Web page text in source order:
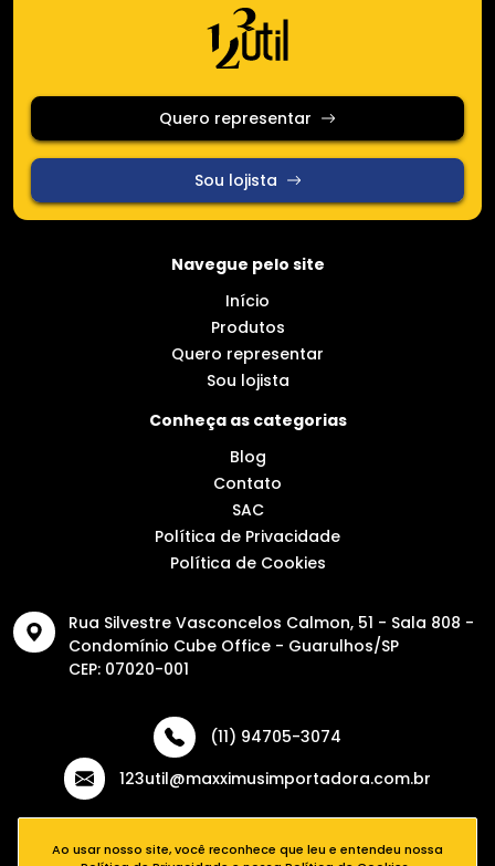
Queima de Estoque
Cerâmica
Somente em promoção
Quero representar
Sou lojista
Navegue pelo site
Início
Produtos
Quero representar
Sou lojista
Conheça as categorias
Blog
Contato
SAC
Política de Privacidade
Política de Cookies
Rua Silvestre Vasconcelos Calmon, 51 - Sala 808 -
Condomínio Cube Office - Guarulhos/SP
CEP: 07020-001
(11) 94705-3074
123util@maxximusimportadora.com.br
Ao usar nosso site, você reconhece que leu e entendeu nossa